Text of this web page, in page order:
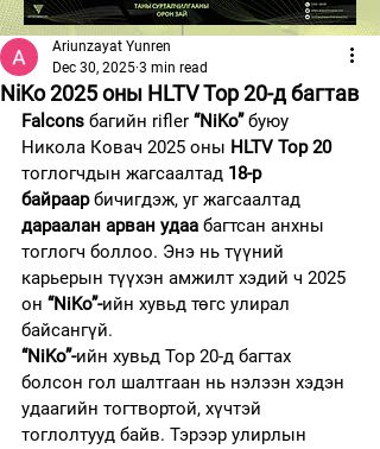
NiKo 2025 оны HLTV Top 20-д багтав
Ariunzayat Yunren
Dec 30, 2025 3 min read
Falcons багийн rifler “NiKo” буюу
Никола Ковач 2025 оны HLTV Top 20
тоглогчдын жагсаалтад 18-р
байраар бичигдэж, уг жагсаалтад
дараалан арван удаа багтсан анхны
тоглогч боллоо. Энэ нь түүний
карьерын түүхэн амжилт хэдий ч 2025
он “NiKo”-ийн хувьд төгс улирал
байсангүй.
“NiKo”-ийн хувьд Top 20-д багтах
болсон гол шалтгаан нь нэлээн хэдэн
удаагийн тогтвортой, хүчтэй
тоглолтууд байв. Тэрээр улирлын